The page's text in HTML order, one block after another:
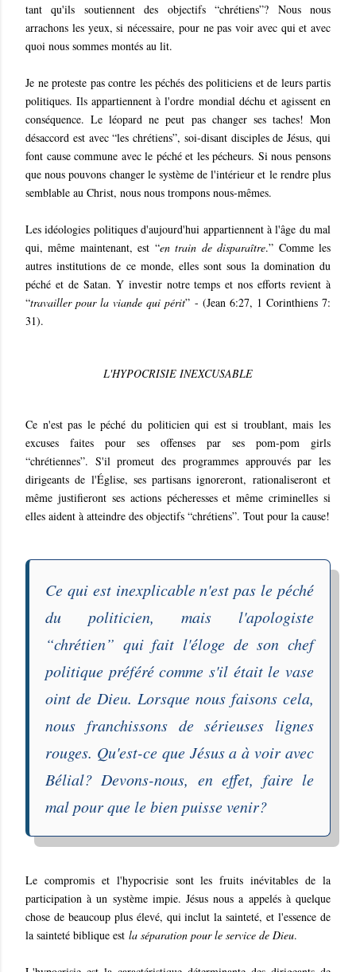
tant qu'ils soutiennent des objectifs “chrétiens”? Nous nous
arrachons les yeux, si nécessaire, pour ne pas voir avec qui et avec
quoi nous sommes montés au lit.
Je ne proteste pas contre les péchés des politiciens et de leurs partis
politiques. Ils appartiennent à l'ordre mondial déchu et agissent en
conséquence. Le léopard ne peut pas changer ses taches! Mon
désaccord est avec “les chrétiens”, soi-disant disciples de Jésus, qui
font cause commune avec le péché et les pécheurs. Si nous pensons
que nous pouvons changer le système de l'intérieur et le rendre plus
semblable au Christ, nous nous trompons nous-mêmes.
Les idéologies politiques d'aujourd'hui appartiennent à l'âge du mal
qui, même maintenant, est “en train de disparaître.” Comme les
autres institutions de ce monde, elles sont sous la domination du
péché et de Satan. Y investir notre temps et nos efforts revient à
“travailler pour la viande qui périt” - (Jean 6:27, 1 Corinthiens 7:
31).
L'HYPOCRISIE INEXCUSABLE
Ce n'est pas le péché du politicien qui est si troublant, mais les
excuses faites pour ses offenses par ses pom-pom girls
“chrétiennes”. S'il promeut des programmes approuvés par les
dirigeants de l'Église, ses partisans ignoreront, rationaliseront et
même justifieront ses actions pécheresses et même criminelles si
elles aident à atteindre des objectifs “chrétiens”. Tout pour la cause!
Ce qui est inexplicable n'est pas le péché
du politicien, mais l'apologiste
“chrétien” qui fait l'éloge de son chef
politique préféré comme s'il était le vase
oint de Dieu. Lorsque nous faisons cela,
nous franchissons de sérieuses lignes
rouges. Qu'est-ce que Jésus a à voir avec
Bélial? Devons-nous, en effet, faire le
mal pour que le bien puisse venir?
Le compromis et l'hypocrisie sont les fruits inévitables de la
participation à un système impie. Jésus nous a appelés à quelque
chose de beaucoup plus élevé, qui inclut la sainteté, et l'essence de
la sainteté biblique est la séparation pour le service de Dieu.